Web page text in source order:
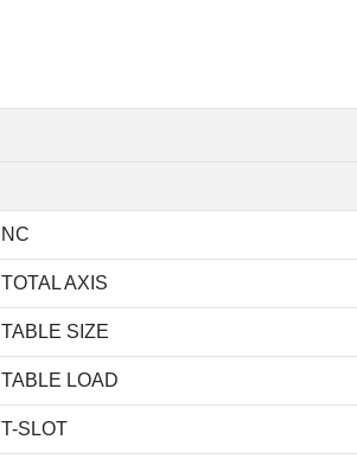
NC
TOTAL AXIS
TABLE SIZE
TABLE LOAD
T-SLOT